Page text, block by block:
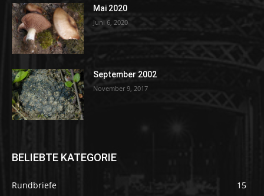
Mai 2020
Juni 6, 2020
September 2002
November 9, 2017
BELIEBTE KATEGORIE
Rundbriefe
15